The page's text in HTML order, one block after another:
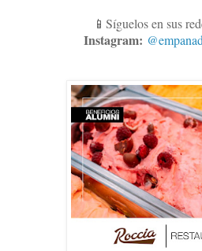
📱Síguelos en sus
Instagram: